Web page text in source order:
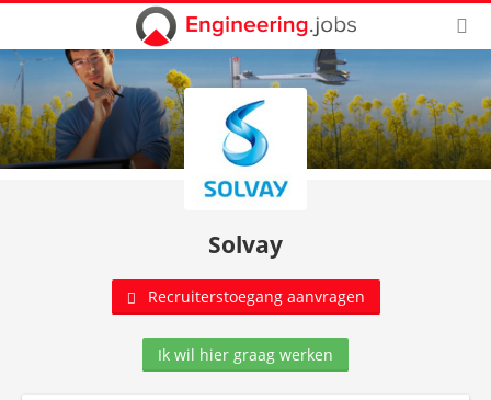
Solvay
Recruiterstoegang aanvragen
Ik wil hier graag werken